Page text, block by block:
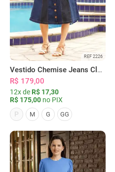
REF 2226
Vestido Chemise Jeans Clássica Serena
R$ 179,00
12x de R$ 17,30
R$ 175,00 no PIX
P
M G GG